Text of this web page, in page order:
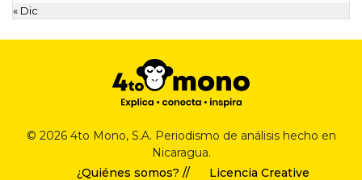
« Dic
© 2026 4to Mono, S.A. Periodismo de análisis hecho en
Nicaragua.
¿Quiénes somos? //
Licencia Creative